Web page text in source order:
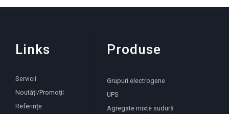
Links
Servicii
Noutăți/Promoții
Referințe
Produse
Grupuri electrogene
UPS
Agregate mixte sudură